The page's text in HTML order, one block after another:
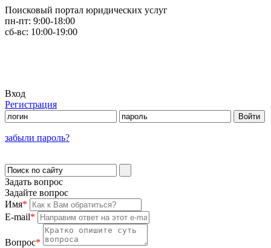
Поисковый портал юридических услуг
пн-пт: 9:00-18:00
сб-вс: 10:00-19:00
Вход
Регистрация
забыли пароль?
Задать вопрос
Задайте вопрос
Имя*
E-mail*
Вопрос*